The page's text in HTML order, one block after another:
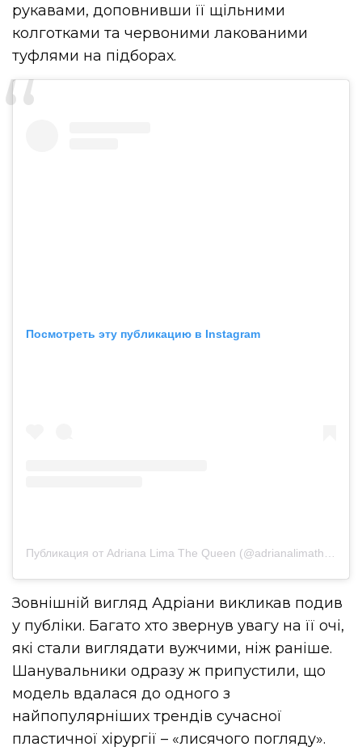
рукавами, доповнивши її щільними
колготками та червоними лакованими
туфлями на підборах.
Посмотреть эту публикацию в Instagram
Зовнішній вигляд Адріани викликав подив
у публіки. Багато хто звернув увагу на її очі,
які стали виглядати вужчими, ніж раніше.
Шанувальники одразу ж припустили, що
модель вдалася до одного з
найпопулярніших трендів сучасної
пластичної хірургії – «лисячого погляду».